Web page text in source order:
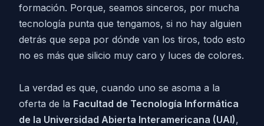
formación. Porque, seamos sinceros, por mucha
tecnología punta que tengamos, si no hay alguien
detrás que sepa por dónde van los tiros, todo esto
no es más que silicio muy caro y luces de colores.
La verdad es que, cuando uno se asoma a la
oferta de la Facultad de Tecnología Informática
de la Universidad Abierta Interamericana (UAI),